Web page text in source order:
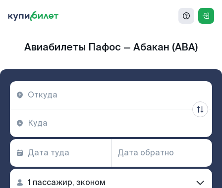
Авиабилеты Пафос — Абакан (ABA)